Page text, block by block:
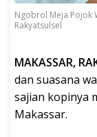
Ngobrol Meja Pojok
Rakyatsulsel
MAKASSAR,
dan suasana
sajian kopinya
Makassar.